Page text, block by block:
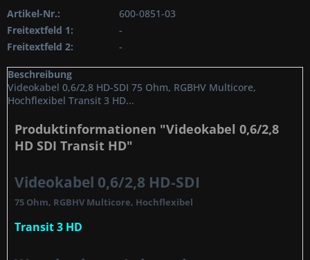
Artikel-Nr.:
600-0851-03
Freitextfeld 1:
-
Freitextfeld 2:
-
Beschreibung
Videokabel 0,6/2,8 HD-SDI 75 Ohm, RGBHV Multicore,
Hochflexibel Transit 3 HD...
Produktinformationen "Videokabel 0,6/2,8
HD SDI Transit HD"
Videokabel 0,6/2,8 HD-SDI
75 Ohm, RGBHV Multicore, Hochflexibel
Transit 3 HD